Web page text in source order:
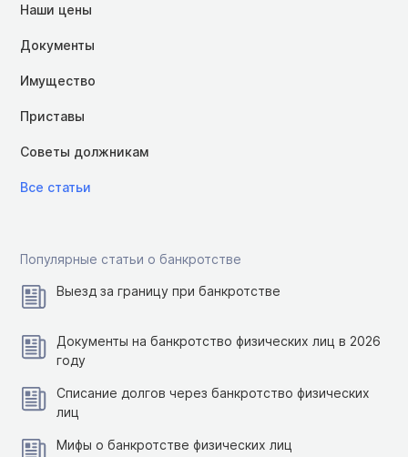
Наши цены
Документы
Имущество
Приставы
Советы должникам
Все статьи
Популярные статьи о банкротстве
Выезд за границу при банкротстве
Документы на банкротство физических лиц в 2026
году
Списание долгов через банкротство физических
лиц
Мифы о банкротстве физических лиц